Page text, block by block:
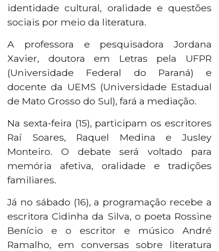
identidade cultural, oralidade e questões
sociais por meio da literatura.
A professora e pesquisadora Jordana
Xavier, doutora em Letras pela UFPR
(Universidade Federal do Paraná) e
docente da UEMS (Universidade Estadual
de Mato Grosso do Sul), fará a mediação.
Na sexta-feira (15), participam os escritores
Raí Soares, Raquel Medina e Jusley
Monteiro. O debate será voltado para
memória afetiva, oralidade e tradições
familiares.
Já no sábado (16), a programação recebe a
escritora Cidinha da Silva, o poeta Rossine
Benício e o escritor e músico André
Ramalho, em conversas sobre literatura